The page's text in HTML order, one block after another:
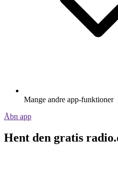
Mange andre app-funktioner
Åbn app
Hent den gratis